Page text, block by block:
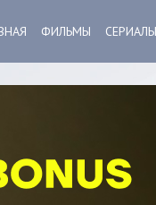
ФИЛЬМЫ СЕРИАЛЫ